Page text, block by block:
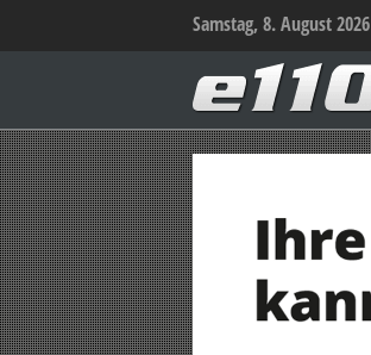
Samstag, 8. August 2026
–
Das
Sicherheitsportal